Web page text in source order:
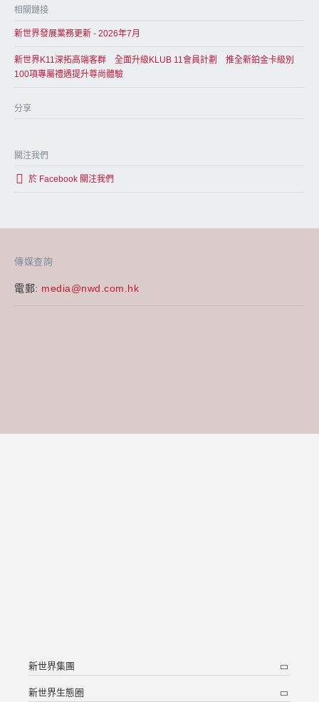
傳媒查詢
電郵: media@nwd.com.hk
相關鏈接
新世界發展業務更新 - 2026年7月
新世界K11深拓高端客群 全面升級KLUB 11會員計劃 推全新鉑金卡級別
100項專屬禮遇提升尊尚體驗
分享
關注我們
於 Facebook 關注我們
新世界集團
新世界生態圈